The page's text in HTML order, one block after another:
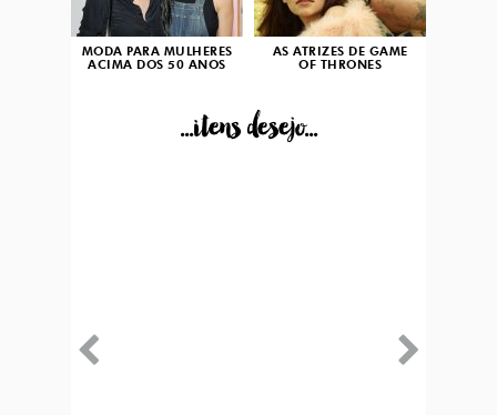
MODA PARA MULHERES
ACIMA DOS 50 ANOS
AS ATRIZES DE GAME
OF THRONES
...itens desejo...